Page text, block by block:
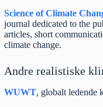
Science of Climate
journal dedicated to the
articles, short
climate change.
Andre realistiske
WUWT, globalt ledende